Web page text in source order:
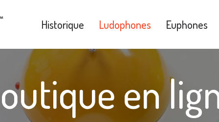
Historique Ludophones Euphones
en